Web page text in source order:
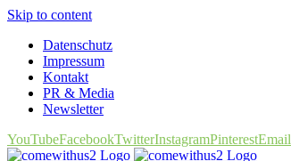
Skip to content
Datenschutz
Impressum
Kontakt
PR & Media
Newsletter
YouTubeFacebookTwitterInstagramPinterestEmail